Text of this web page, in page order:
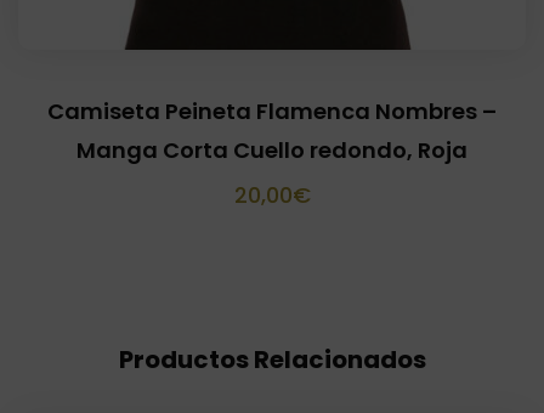
Camiseta Peineta Flamenca Nombres –
Manga Corta Cuello redondo, Roja
20,00€
Productos Relacionados